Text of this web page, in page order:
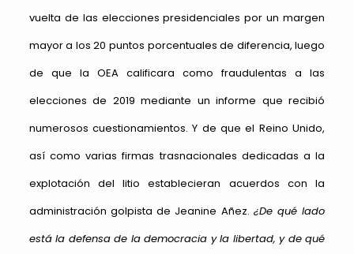
vuelta de las elecciones presidenciales por un margen
mayor a los 20 puntos porcentuales de diferencia, luego
de que la OEA calificara como fraudulentas a las
elecciones de 2019 mediante un informe que recibió
numerosos cuestionamientos. Y de que el Reino Unido,
así como varias firmas trasnacionales dedicadas a la
explotación del litio establecieran acuerdos con la
administración golpista de Jeanine Añez. ¿De qué lado
está la defensa de la democracia y la libertad, y de qué